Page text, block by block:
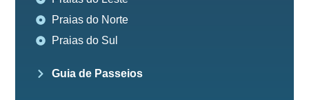
Praias do Norte
Praias do Sul
Guia de Passeios